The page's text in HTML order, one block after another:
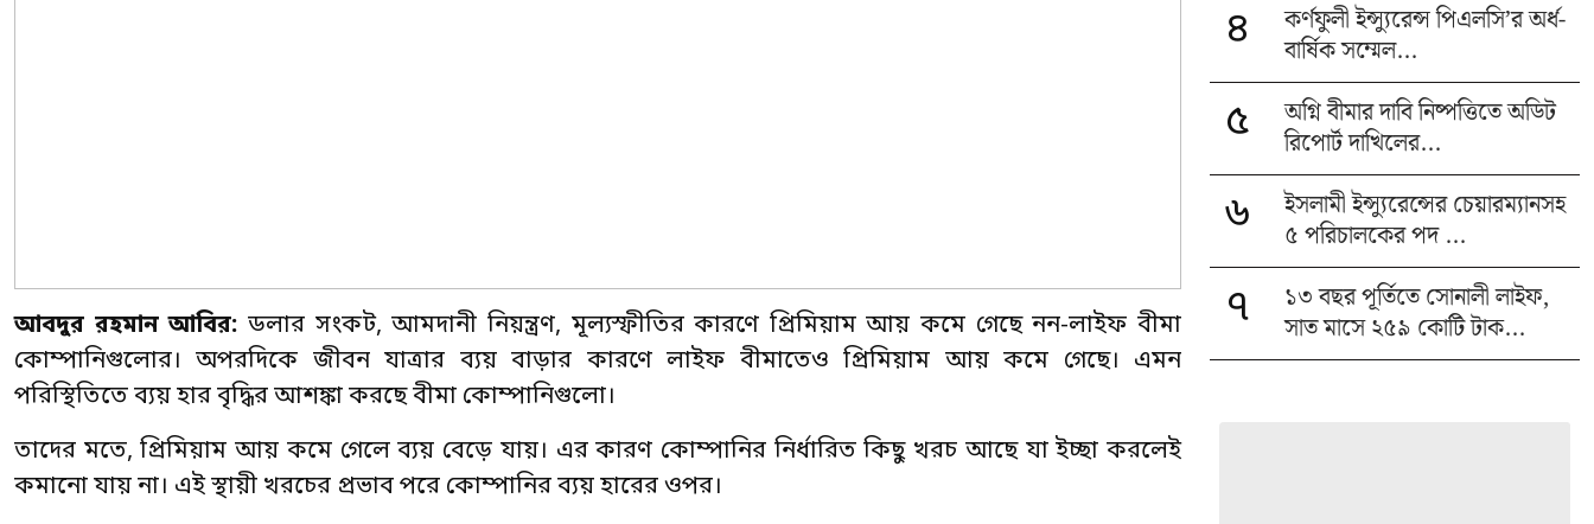
আবদুর রহমান আবির: ডলার সংকট, আমদানী নিয়ন্ত্রণ, মূল্যস্ফীতির কারণে প্রিমিয়াম আয় কমে গেছে নন-লাইফ বীমা
কোম্পানিগুলোর। অপরদিকে জীবন যাত্রার ব্যয় বাড়ার কারণে লাইফ বীমাতেও প্রিমিয়াম আয় কমে গেছে। এমন
পরিস্থিতিতে ব্যয় হার বৃদ্ধির আশঙ্কা করছে বীমা কোম্পানিগুলো।
তাদের মতে, প্রিমিয়াম আয় কমে গেলে ব্যয় বেড়ে যায়। এর কারণ কোম্পানির নির্ধারিত কিছু খরচ আছে যা ইচ্ছা করলেই
কমানো যায় না। এই স্থায়ী খরচের প্রভাব পরে কোম্পানির ব্যয় হারের ওপর।
৪
কর্ণফুলী ইন্স্যুরেন্স পিএলসি’র অর্ধ-
বার্ষিক সম্মেল...
৫
অগ্নি বীমার দাবি নিষ্পত্তিতে অডিট
রিপোর্ট দাখিলের...
৬
ইসলামী ইন্স্যুরেন্সের চেয়ারম্যানসহ
৫ পরিচালকের পদ ...
৭
১৩ বছর পূর্তিতে সোনালী লাইফ,
সাত মাসে ২৫৯ কোটি টাক...